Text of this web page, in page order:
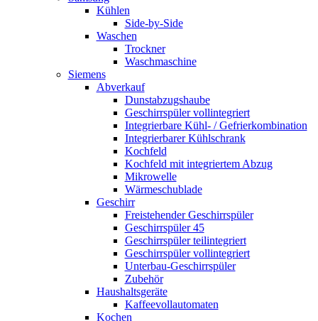
Kühlen
Side-by-Side
Waschen
Trockner
Waschmaschine
Siemens
Abverkauf
Dunstabzugshaube
Geschirrspüler vollintegriert
Integrierbare Kühl- / Gefrierkombination
Integrierbarer Kühlschrank
Kochfeld
Kochfeld mit integriertem Abzug
Mikrowelle
Wärmeschublade
Geschirr
Freistehender Geschirrspüler
Geschirrspüler 45
Geschirrspüler teilintegriert
Geschirrspüler vollintegriert
Unterbau-Geschirrspüler
Zubehör
Haushaltsgeräte
Kaffeevollautomaten
Kochen